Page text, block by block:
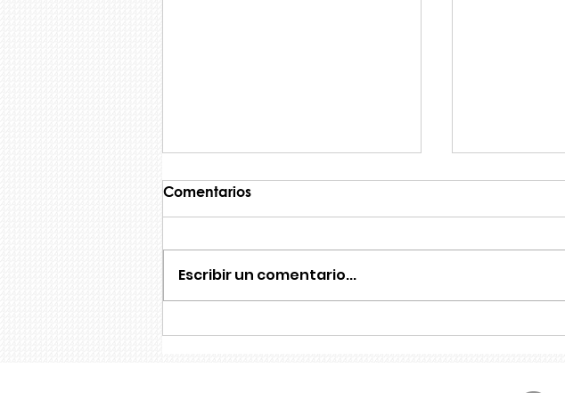
Comentarios
Escribir un comentario...